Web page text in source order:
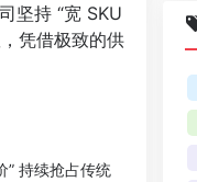
坚持 “宽 SKU
凭借极致的供
” 持续抢占传统